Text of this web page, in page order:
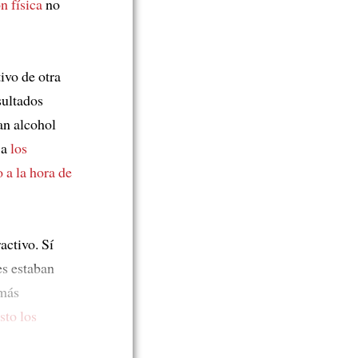
físicano
de otra
alcohol
los
a la hora de
Sí
estaban
los